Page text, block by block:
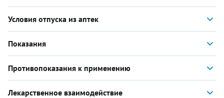
Условия отпуска из аптек
Показания
Противопоказания к применению
Лекарственное взаимодействие